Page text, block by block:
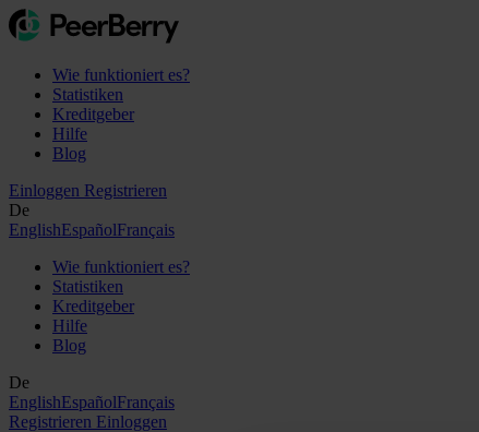
Wie funktioniert es?
Statistiken
Kreditgeber
Hilfe
Blog
Einloggen Registrieren
De
EnglishEspañolFrançais
Wie funktioniert es?
Statistiken
Kreditgeber
Hilfe
Blog
De
EnglishEspañolFrançais
Registrieren Einloggen